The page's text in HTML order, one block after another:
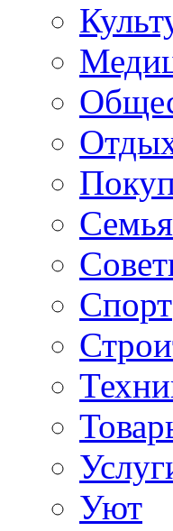
Семья
Спорт
Уют